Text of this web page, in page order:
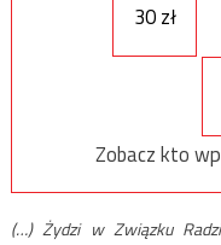
30 zł
Zobacz kto
(…) Żydzi w Związku